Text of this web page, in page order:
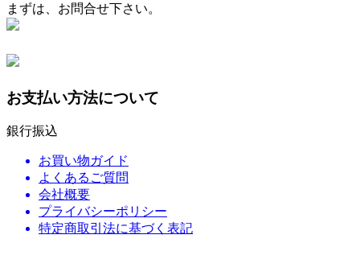
まずは、お問合せ下さい。
お支払い方法について
銀行振込
お買い物ガイド
よくあるご質問
会社概要
プライバシーポリシー
特定商取引法に基づく表記